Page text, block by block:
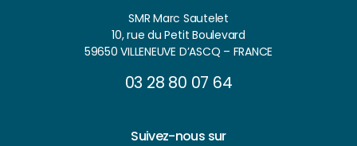
SMR Marc Sautelet
10, rue du Petit Boulevard
59650 VILLENEUVE D’ASCQ – FRANCE
03 28 80 07 64
Suivez-nous sur